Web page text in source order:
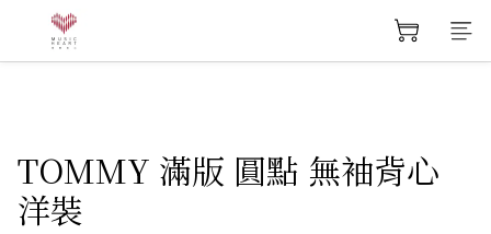
TOMMY 滿版 圓點 無袖背心
洋裝